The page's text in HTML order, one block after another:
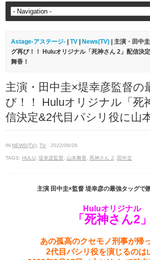
Astage-アステージ- |TV News(TV) | 主演・田中
グ再び！！ Huluオリジナル「死神さん 2」配信決
舞香！
主演・田中圭×堤幸彦監督の
び！！ Huluオリジナル「死
信決定&2代目パシリ役に山
IN NEWS(TV) ,TV · 2022/06/28
TAGS: HULU ,堤幸彦監督 山本舞香 ,死神さん 2 田中圭
主演 田中圭×監督 堤幸彦の最強タッグで
Huluオリジナル
「死神さん2」
あの孤高のクセモノ刑事が帰
2代目パシリ役を演じるのは